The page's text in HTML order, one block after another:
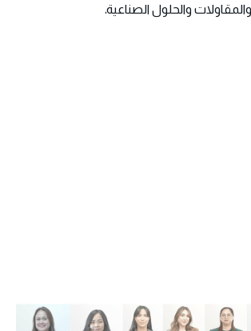
والحلول الصناعية.